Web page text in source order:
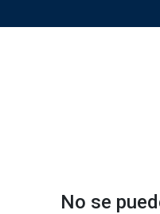
No se